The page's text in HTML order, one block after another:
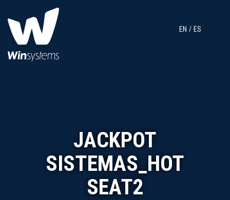
EN ES
JACKPOT
SISTEMAS_HOT
SEAT2